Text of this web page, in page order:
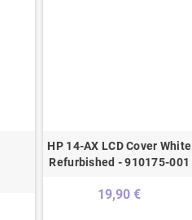
HP 14-AX LCD Cover White
Refurbished - 910175-001
19,90 €